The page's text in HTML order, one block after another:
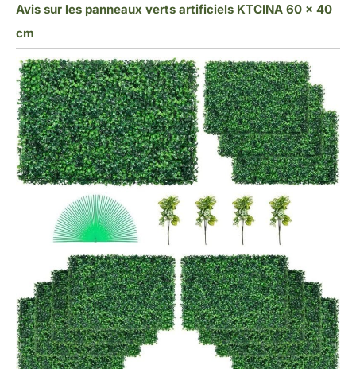
Avis sur les panneaux verts artificiels KTCINA 60 x 40
cm